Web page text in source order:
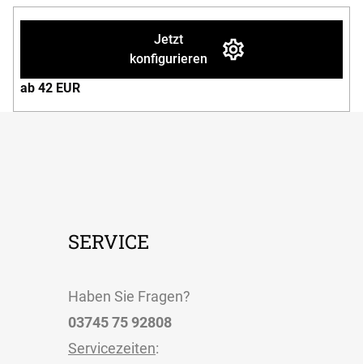
Jetzt
konfigurieren
ab 42 EUR
SERVICE
Haben Sie Fragen?
03745 75 92808
Servicezeiten: